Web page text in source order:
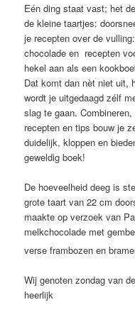
Eén ding staat vast; het
de kleine taartjes:
je recepten over de
chocolade en recepten
hekel aan als een
Dat komt dan nèt niet
wordt je uitgedaagd zélf
slag te gaan.
recepten en tips bouw je
duidelijk, kloppen en
geweldig boek!
De hoeveelheid deeg is
grote taart van 22 cm
maakte op verzoek van
melkchocolade met
verse frambozen en
Wij genoten zondag van
heerlijk